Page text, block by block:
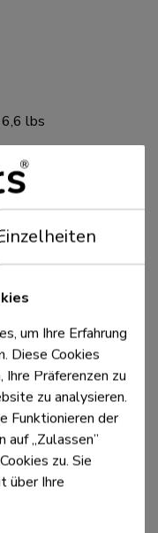
lbs
lbs - abschließbar
um Ihre Erfahrung
Diese Cookies
Ihre Präferenzen zu
zu analysieren.
Funktionieren der
„Zulassen”
zu. Sie
über Ihre